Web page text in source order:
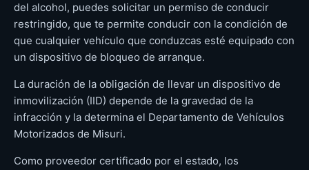
del alcohol, puedes solicitar un permiso de conducir
restringido, que te permite conducir con la condición de
que cualquier vehículo que conduzcas esté equipado con
un dispositivo de bloqueo de arranque.
La duración de la obligación de llevar un dispositivo de
inmovilización (IID) depende de la gravedad de la
infracción y la determina el Departamento de Vehículos
Motorizados de Misuri.
Como proveedor certificado por el estado, los